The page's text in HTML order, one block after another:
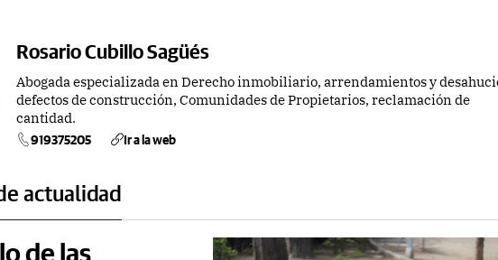
Rosario Cubillo Sagüés
Abogada especializada en Derecho inmobiliario, arrendamientos y
defectos de construcción, Comunidades de Propietarios, reclamación de
cantidad.
919375205 Ir a la web
actualidad
de las